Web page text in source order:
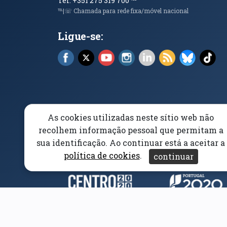
℡|☏ Chamada para rede fixa/móvel nacional
Ligue-se:
Facebook (abre em nova janela)
X (abre em nova janela)
YouTube (abre em nova janela)
Instagram (abre em nova
LinkedIn (abre em
RSS (abre em
Bluesky
Acessibilidade Aviso/Privacidade Proteção
Parceiros e(abre em nova janela)
As cookies utilizadas neste sítio web não
recolhem informação pessoal que permitam a
sua identificação. Ao continuar está a aceitar a
política de cookies. continuar